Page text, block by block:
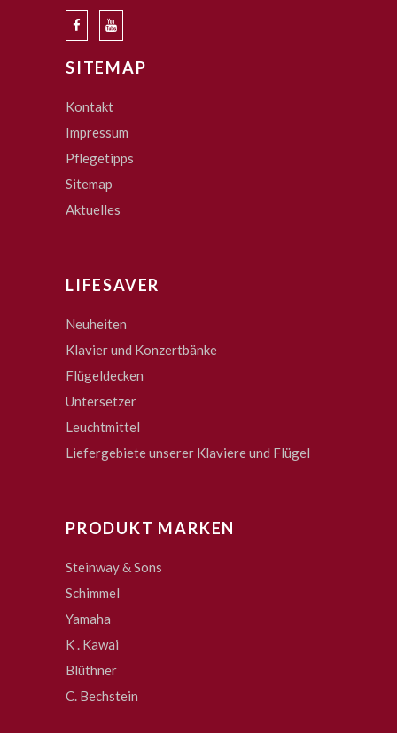
SITEMAP
Kontakt
Impressum
Pflegetipps
Sitemap
Aktuelles
LIFESAVER
Neuheiten
Klavier und Konzertbänke
Flügeldecken
Untersetzer
Leuchtmittel
Liefergebiete unserer Klaviere und Flügel
PRODUKT MARKEN
Steinway & Sons
Schimmel
Yamaha
K . Kawai
Blüthner
C. Bechstein